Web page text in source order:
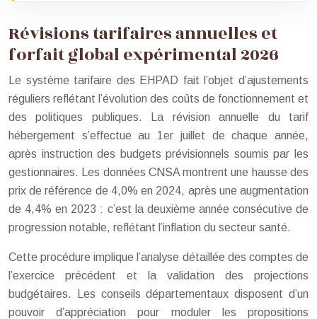
Révisions tarifaires annuelles et
forfait global expérimental 2026
Le système tarifaire des EHPAD fait l’objet d’ajustements
réguliers reflétant l’évolution des coûts de fonctionnement et
des politiques publiques. La révision annuelle du tarif
hébergement s’effectue au 1er juillet de chaque année,
après instruction des budgets prévisionnels soumis par les
gestionnaires. Les données CNSA montrent une hausse des
prix de référence de 4,0% en 2024, après une augmentation
de 4,4% en 2023 : c’est la deuxième année consécutive de
progression notable, reflétant l’inflation du secteur santé.
Cette procédure implique l’analyse détaillée des comptes de
l’exercice précédent et la validation des projections
budgétaires. Les conseils départementaux disposent d’un
pouvoir d’appréciation pour moduler les propositions